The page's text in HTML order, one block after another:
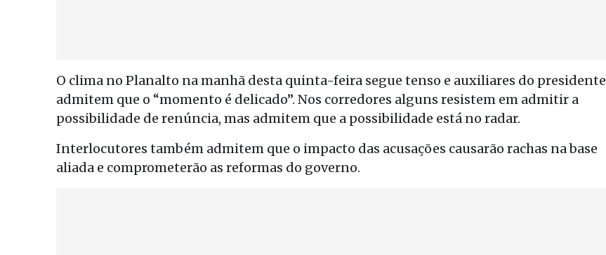
O clima no Planalto na manhã desta quinta-feira segue tenso e auxiliares do presidente
admitem que o “momento é delicado”. Nos corredores alguns resistem em admitir a
possibilidade de renúncia, mas admitem que a possibilidade está no radar.
Interlocutores também admitem que o impacto das acusações causarão rachas na base
aliada e comprometerão as reformas do governo.